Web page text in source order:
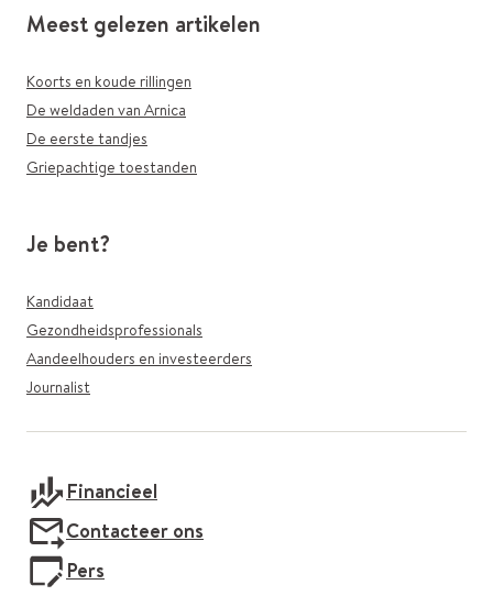
Meest gelezen artikelen
Koorts en koude rillingen
De weldaden van Arnica
De eerste tandjes
Griepachtige toestanden
Je bent?
Kandidaat
Gezondheidsprofessionals
Aandeelhouders en investeerders
Journalist
Financieel
Contacteer ons
Pers